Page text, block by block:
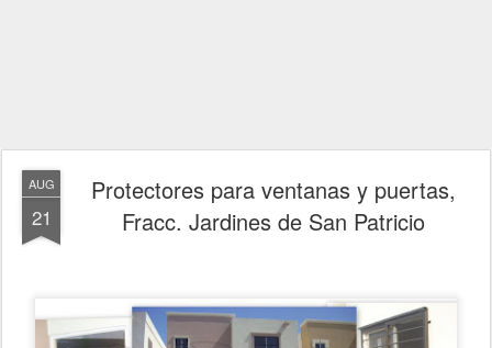
AUG
21
Protectores para ventanas y puertas,
Fracc. Jardines de San Patricio